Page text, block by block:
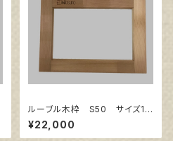
ルーブル木枠 S50 サイズ11
67㎜×1167㎜
¥22,000